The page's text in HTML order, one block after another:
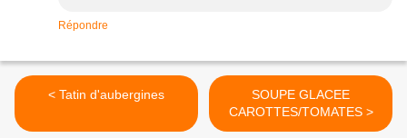
Répondre
< Tatin d'aubergines
SOUPE GLACEE
CAROTTES/TOMATES >